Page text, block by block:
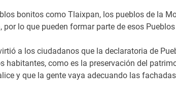
bonitos como Tlaixpan, los pueblos de la
por lo que pueden formar parte de esos
a los ciudadanos que la declaratoria de
habitantes, como es la preservación del
y que la gente vaya adecuando las